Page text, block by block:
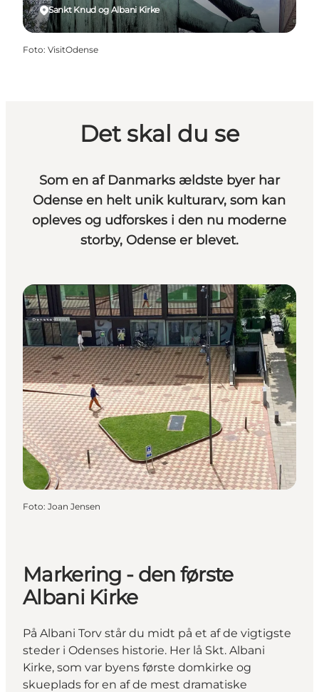
Sankt Knud og Albani Kirke
Foto: VisitOdense
Det skal du se
Som en af Danmarks ældste byer har
Odense en helt unik kulturarv, som kan
opleves og udforskes i den nu moderne
storby, Odense er blevet.
Foto: Joan Jensen
Markering - den første
Albani Kirke
På Albani Torv står du midt på et af de vigtigste
steder i Odenses historie. Her lå Skt. Albani
Kirke, som var byens første domkirke og
skueplads for en af de mest dramatiske